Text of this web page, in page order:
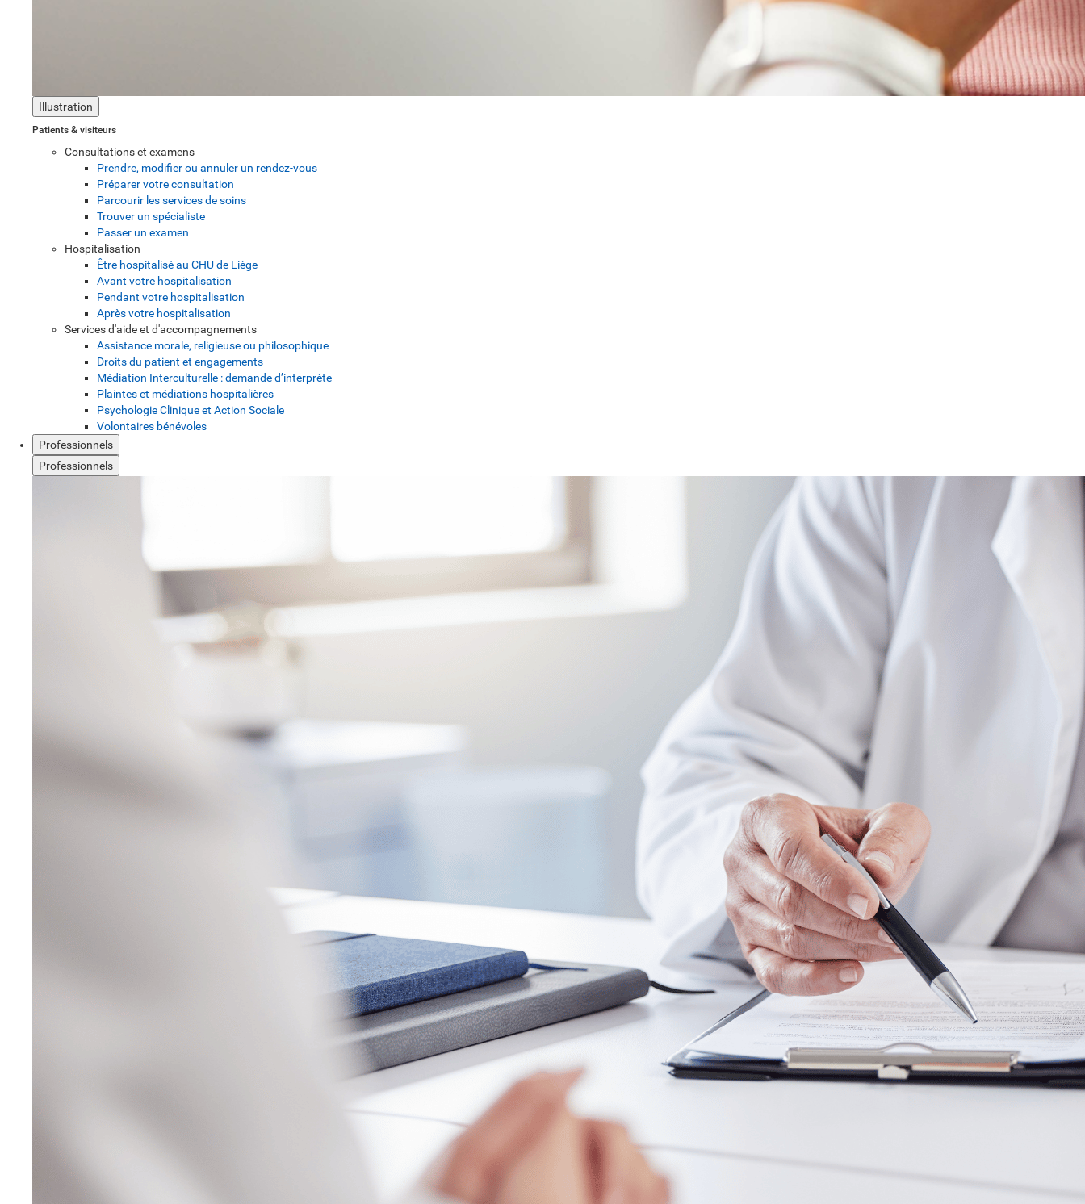
Illustration
Patients & visiteurs
Consultations et examens
Prendre, modifier ou annuler un rendez-vous
Préparer votre consultation
Parcourir les services de soins
Trouver un spécialiste
Passer un examen
Hospitalisation
Être hospitalisé au CHU de Liège
Avant votre hospitalisation
Pendant votre hospitalisation
Après votre hospitalisation
Services d'aide et d'accompagnements
Assistance morale, religieuse ou philosophique
Droits du patient et engagements
Médiation Interculturelle : demande d’interprète
Plaintes et médiations hospitalières
Psychologie Clinique et Action Sociale
Volontaires bénévoles
Professionnels
Professionnels